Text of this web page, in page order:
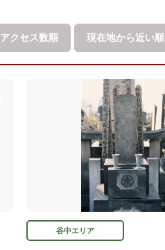
アクセス数順 現在地から近い順
谷中エリア